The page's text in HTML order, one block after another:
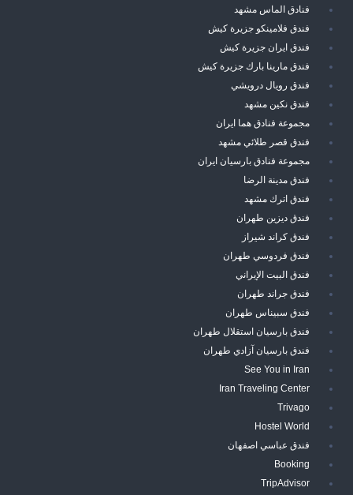
فنادق الماس مشهد
فندق فلامينكو جزيرة كيش
فندق ايران جزيرة كيش
فندق مارينا بارك جزيرة كيش
فندق رويال درويشي
فندق نكين مشهد
مجموعة فنادق هما ايران
فندق قصر طلائي مشهد
مجموعة فنادق بارسيان ايران
فندق مدينة الرضا
فندق اترك مشهد
فندق ديزين طهران
فندق كراند شيراز
فندق فردوسي طهران
فندق البيت الإيراني
فندق جراند طهران
فندق سبيناس طهران
فندق بارسيان استقلال طهران
فندق بارسيان آزادي طهران
See You in Iran
Iran Traveling Center
Trivago
Hostel World
فندق عباسي اصفهان
Booking
TripAdvisor